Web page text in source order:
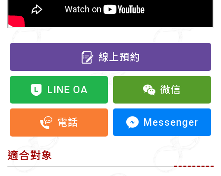
線上預約
LINE OA 微信
電話 Messenger
適合對象